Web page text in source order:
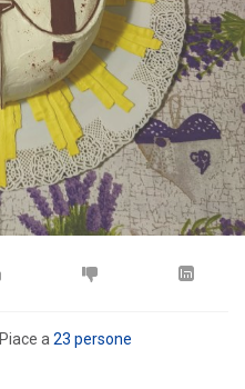
Piace a 23 persone